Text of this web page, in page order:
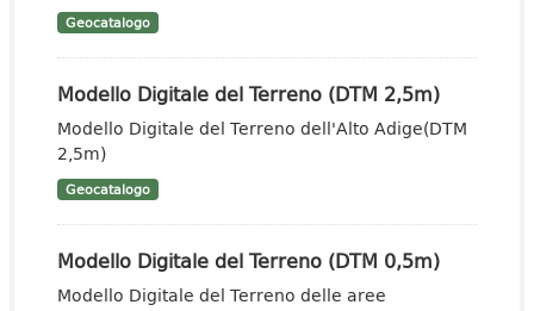
Geocatalogo
Modello Digitale del Terreno (DTM 2,5m)
Modello Digitale del Terreno dell'Alto Adige(DTM
2,5m)
Geocatalogo
Modello Digitale del Terreno (DTM 0,5m)
Modello Digitale del Terreno delle aree